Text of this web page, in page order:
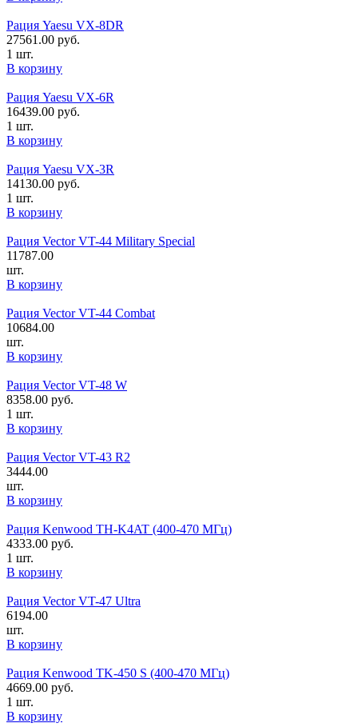
Рация Yaesu VX-8DR
27561.00 руб.
1 шт.
В корзину
Рация Yaesu VX-6R
16439.00 руб.
1 шт.
В корзину
Рация Yaesu VX-3R
14130.00 руб.
1 шт.
В корзину
Рация Vector VT-44 Military Special
11787.00
шт.
В корзину
Рация Vector VT-44 Combat
10684.00
шт.
В корзину
Рация Vector VT-48 W
8358.00 руб.
1 шт.
В корзину
Рация Vector VT-43 R2
3444.00
шт.
В корзину
Рация Kenwood TH-K4AT (400-470 МГц)
4333.00 руб.
1 шт.
В корзину
Рация Vector VT-47 Ultra
6194.00
шт.
В корзину
Рация Kenwood TK-450 S (400-470 МГц)
4669.00 руб.
1 шт.
В корзину